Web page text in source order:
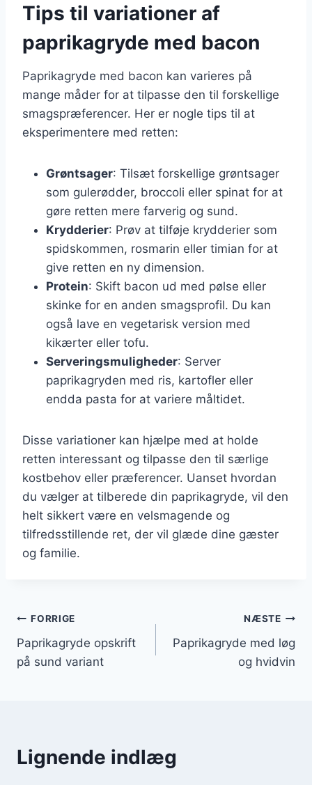
Tips til variationer af
paprikagryde med bacon
Paprikagryde med bacon kan varieres på
mange måder for at tilpasse den til forskellige
smagspræferencer. Her er nogle tips til at
eksperimentere med retten:
Grøntsager: Tilsæt forskellige grøntsager
som gulerødder, broccoli eller spinat for at
gøre retten mere farverig og sund.
Krydderier: Prøv at tilføje krydderier som
spidskommen, rosmarin eller timian for at
give retten en ny dimension.
Protein: Skift bacon ud med pølse eller
skinke for en anden smagsprofil. Du kan
også lave en vegetarisk version med
kikærter eller tofu.
Serveringsmuligheder: Server
paprikagryden med ris, kartofler eller
endda pasta for at variere måltidet.
Disse variationer kan hjælpe med at holde
retten interessant og tilpasse den til særlige
kostbehov eller præferencer. Uanset hvordan
du vælger at tilberede din paprikagryde, vil den
helt sikkert være en velsmagende og
tilfredsstillende ret, der vil glæde dine gæster
og familie.
Indlægsnavigation
FORRIGE
Paprikagryde opskrift
på sund variant
NÆSTE
Paprikagryde med løg
og hvidvin
Lignende indlæg